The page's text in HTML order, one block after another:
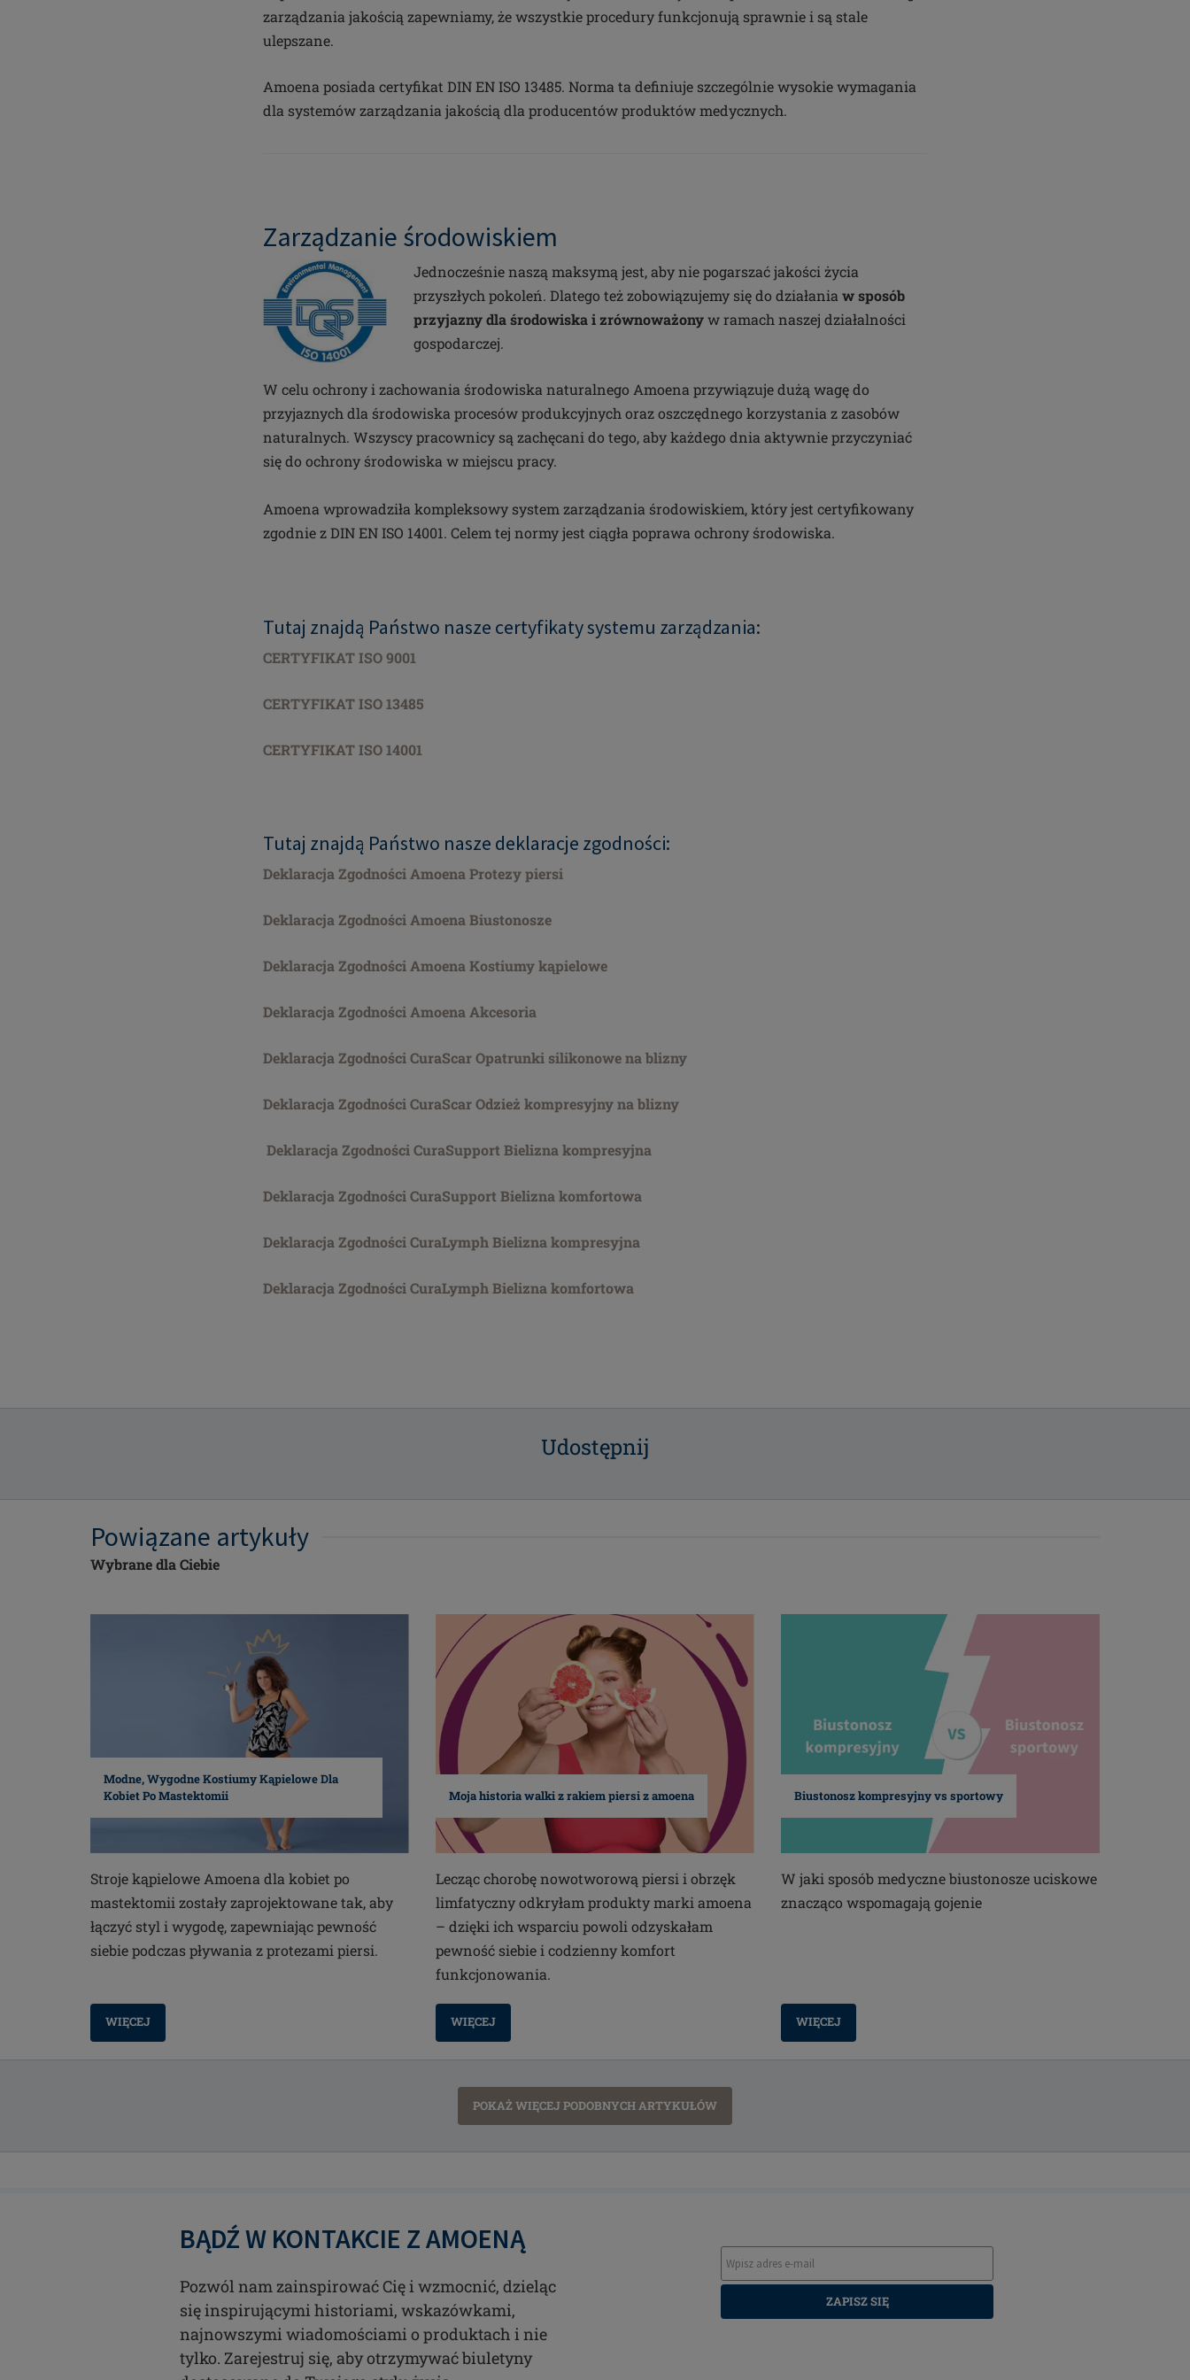
zarządzania jakością zapewniamy, że wszystkie procedury funkcjonują sprawnie i są stale
ulepszane.
Amoena posiada certyfikat DIN EN ISO 13485. Norma ta definiuje szczególnie wysokie wymagania
dla systemów zarządzania jakością dla producentów produktów medycznych.
Zarządzanie środowiskiem
Jednocześnie naszą maksymą jest, aby nie pogarszać jakości życia
przyszłych pokoleń. Dlatego też zobowiązujemy się do działania w sposób
przyjazny dla środowiska i zrównoważonyw ramach naszej działalności
gospodarczej.
W celu ochrony i zachowania środowiska naturalnego Amoena przywiązuje dużą wagę do
przyjaznych dla środowiska procesów produkcyjnych oraz oszczędnego korzystania z zasobów
naturalnych. Wszyscy pracownicy są zachęcani do tego, aby każdego dnia aktywnie przyczyniać
się do ochrony środowiska w miejscu pracy.
Amoena wprowadziła kompleksowy system zarządzania środowiskiem, który jest certyfikowany
zgodnie z DIN EN ISO 14001. Celem tej normy jest ciągła poprawa ochrony środowiska.
Tutaj znajdą Państwo nasze certyfikaty systemu zarządzania:
CERTYFIKAT ISO 9001
CERTYFIKAT ISO 13485
CERTYFIKAT ISO 14001
Tutaj znajdą Państwo nasze deklaracje zgodności:
Deklaracja Zgodności Amoena Protezy piersi
Deklaracja Zgodności Amoena Biustonosze
Deklaracja Zgodności Amoena Kostiumy kąpielowe
Deklaracja Zgodności Amoena Akcesoria
Deklaracja Zgodności CuraScar Opatrunki silikonowe na blizny
Deklaracja Zgodności CuraScar Odzież kompresyjny na blizny
Deklaracja Zgodności CuraSupport Bielizna kompresyjna
Deklaracja Zgodności CuraSupport Bielizna komfortowa
Deklaracja Zgodności CuraLymph Bielizna kompresyjna
Deklaracja Zgodności CuraLymph Bielizna komfortowa
Udostępnij
Powiązane artykuły
Wybrane dla Ciebie
Modne, Wygodne Kostiumy Kąpielowe Dla
Kobiet Po Mastektomii
Stroje kąpielowe Amoena dla kobiet po
mastektomii zostały zaprojektowane tak, aby
łączyć styl i wygodę, zapewniając pewność
siebie podczas pływania z protezami piersi.
WIĘCEJ
Moja historia walki z rakiem piersi z amoena
Lecząc chorobę nowotworową piersi i obrzęk
limfatyczny odkryłam produkty marki amoena
– dzięki ich wsparciu powoli odzyskałam
pewność siebie i codzienny komfort
funkcjonowania.
WIĘCEJ
Biustonosz kompresyjny vs sportowy
W jaki sposób medyczne biustonosze uciskowe
znacząco wspomagają gojenie
WIĘCEJ
POKAŻ WIĘCEJ PODOBNYCH ARTYKUŁÓW
BĄDŹ W KONTAKCIE Z AMOENĄ
Pozwól nam zainspirować Cię i wzmocnić, dzieląc
się inspirującymi historiami, wskazówkami,
najnowszymi wiadomościami o produktach i nie
tylko. Zarejestruj się, aby otrzymywać biuletyny
ZAPISZ SIĘ